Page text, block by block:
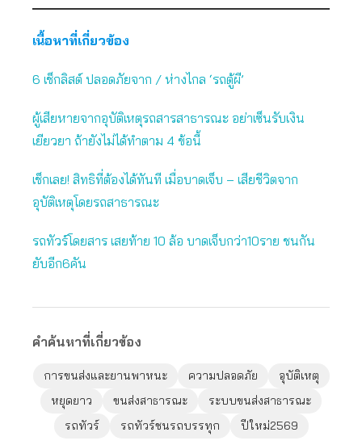
เนื้อหาที่เกี่ยวข้อง
6 เช็กลิสต์ ปลอดภัยจาก / ห่างไกล ‘รถตู้ผี’
ผู้เสียหายจากอุบัติเหตุรถสารสาธารณะ อย่าเซ็นรับเงิน
เยียวยา ถ้ายังไม่ได้ทำตาม 4 ข้อนี้
เช็กเลย! สิทธิที่ต้องได้ทันที เมื่อบาดเจ็บ – เสียชีวิตจาก
อุบัติเหตุโดยรถสาธารณะ
รถทัวร์โดยสาร เสยท้าย 10 ล้อ บาดเจ็บกว่า10ราย ชนกัน
ยับอีก6คัน
คำค้นหาที่เกี่ยวข้อง
การขนส่งและยานพาหนะ ความปลอดภัย
อุบัติเหตุ
หยุดยาว
ขนส่งสาธารณะ
ระบบขนส่งสาธารณะ
รถทัวร์
รถทัวร์ชนรถบรรทุก ปีใหม่2569